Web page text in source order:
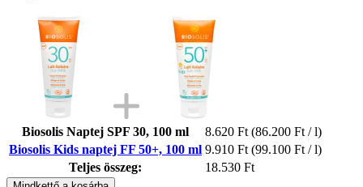
Biosolis Naptej SPF 30, 100 ml 8.620 Ft (86.200 Ft / l)
Biosolis Kids naptej FF 50+, 100 ml 9.910 Ft (99.100 Ft / l)
Teljes összeg:
18.530 Ft